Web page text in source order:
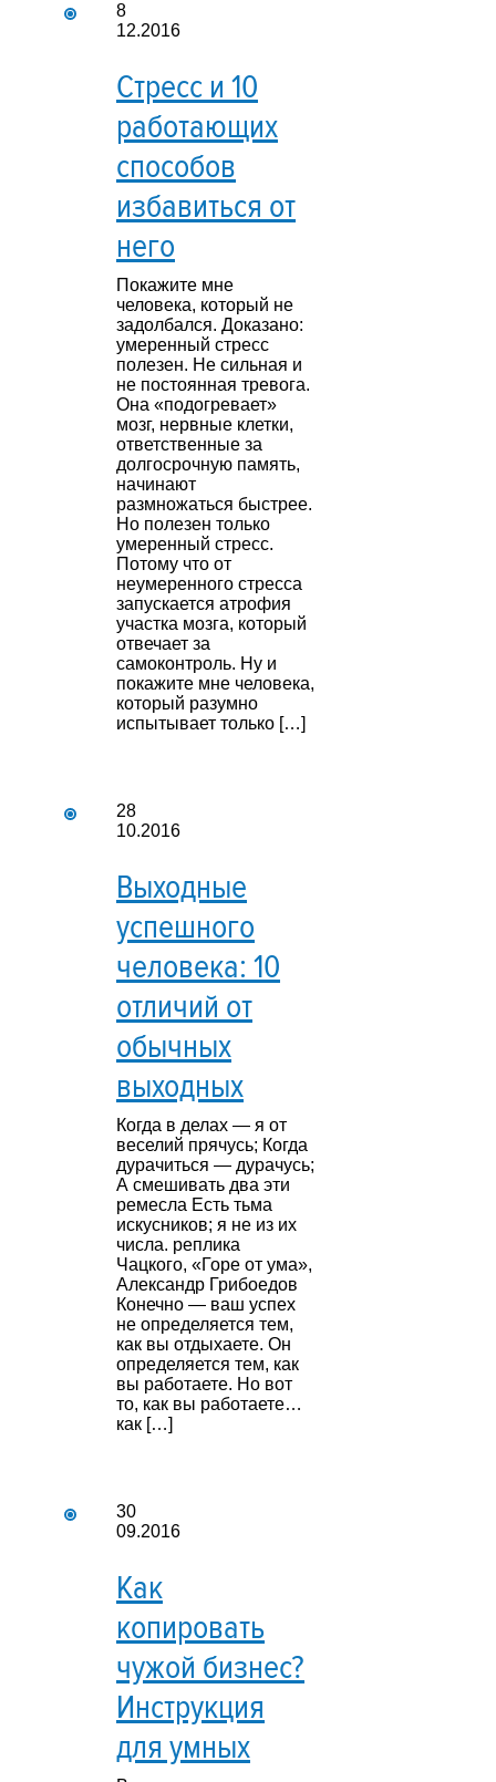
8
12.2016
Стресс и 10
работающих
способов
избавиться от
него
Покажите мне
человека, который не
задолбался. Доказано:
умеренный стресс
полезен. Не сильная и
не постоянная тревога.
Она «подогревает»
мозг, нервные клетки,
ответственные за
долгосрочную память,
начинают
размножаться быстрее.
Но полезен только
умеренный стресс.
Потому что от
неумеренного стресса
запускается атрофия
участка мозга, который
отвечает за
самоконтроль. Ну и
покажите мне человека,
который разумно
испытывает только […]
28
10.2016
Выходные
успешного
человека: 10
отличий от
обычных
выходных
Когда в делах — я от
веселий прячусь; Когда
дурачиться — дурачусь;
А смешивать два эти
ремесла Есть тьма
искусников; я не из их
числа. реплика
Чацкого, «Горе от ума»,
Александр Грибоедов
Конечно — ваш успех
не определяется тем,
как вы отдыхаете. Он
определяется тем, как
вы работаете. Но вот
то, как вы работаете…
как […]
30
09.2016
Как
копировать
чужой бизнес?
Инструкция
для умных